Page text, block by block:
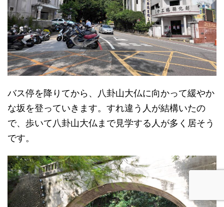
バス停を降りてから、八卦山大仏に向かって緩やか
な坂を登っていきます。すれ違う人が結構いたの
で、歩いて八卦山大仏まで見学する人が多く居そう
です。